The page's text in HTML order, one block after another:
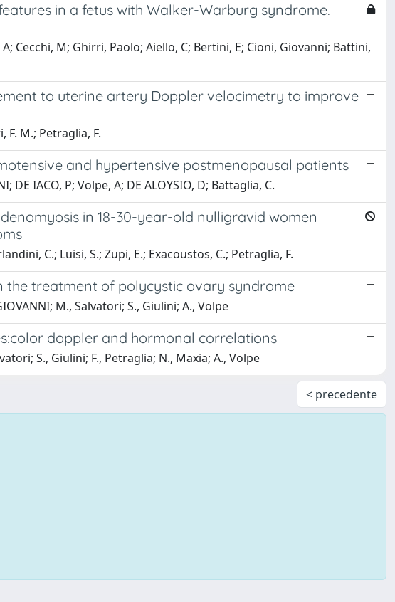
in a fetus with Walker-Warburg syndrome.
Cecchi, M; Ghirri, Paolo; Aiello, C; Bertini, E; Cioni, Giovanni; Battini,
to uterine artery Doppler velocimetry to improve
F. M.; Petraglia, F.
and hypertensive postmenopausal patients
DE IACO, P; Volpe, A; DE ALOYSIO, D; Battaglia, C.
in 18-30-year-old nulligravid women
C.; Luisi, S.; Zupi, E.; Exacoustos, C.; Petraglia, F.
treatment of polycystic ovary syndrome
M., Salvatori; S., Giulini; A., Volpe
doppler and hormonal correlations
S., Giulini; F., Petraglia; N., Maxia; A., Volpe
< precedente